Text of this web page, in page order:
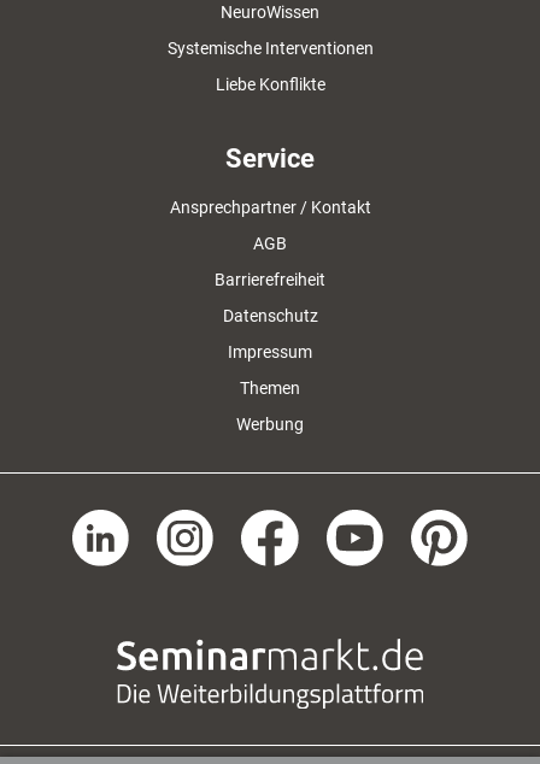
NeuroWissen
Systemische Interventionen
Liebe Konflikte
Service
Ansprechpartner / Kontakt
AGB
Barrierefreiheit
Datenschutz
Impressum
Themen
Werbung